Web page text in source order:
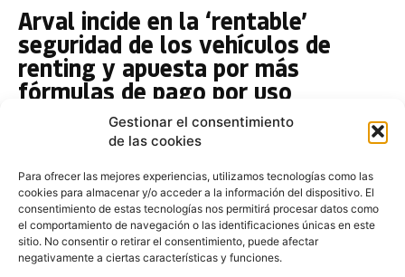
Gestionar el consentimiento
de las cookies
Para ofrecer las mejores experiencias, utilizamos tecnologías como las
cookies para almacenar y/o acceder a la información del dispositivo. El
consentimiento de estas tecnologías nos permitirá procesar datos como
el comportamiento de navegación o las identificaciones únicas en este
sitio. No consentir o retirar el consentimiento, puede afectar
negativamente a ciertas características y funciones.
Arval incide en la ‘rentable’
seguridad de los vehículos de
renting y apuesta por más
fórmulas de pago por uso
2 de marzo de 2017
El director del Observatorio del Vehículo de Empresa
positiva contribución de los vehículos de renting...
Las mejores novedades del Salón
de París que llegan para flotas,
empresas y autónomos